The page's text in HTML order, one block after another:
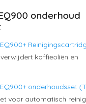
onderhoud
koffieoliën en
onderhoudsset
voor automatisch